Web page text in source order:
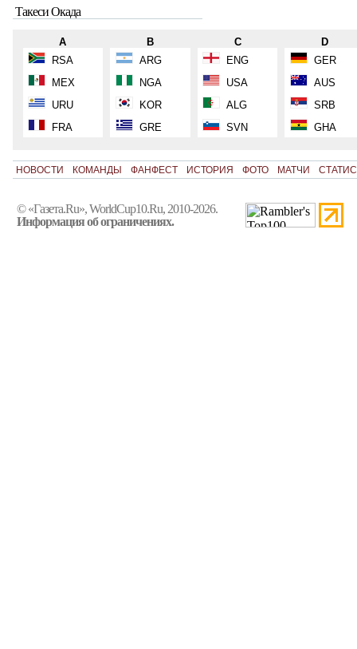
Такеси Окада
A
RSA
MEX
URU
FRA
B
ARG
NGA
KOR
GRE
C
ENG
USA
ALG
SVN
D
GER
AUS
SRB
GHA
НОВОСТИ КОМАНДЫ ФАНФЕСТ ИСТОРИЯ ФОТО МАТЧИ
© «Газета.Ru», WorldCup10.Ru, 2010-2026.
Информация об ограничениях.